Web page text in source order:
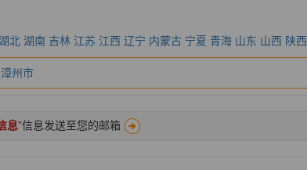
北 湖南 吉林 江苏 江西 辽宁 内蒙古 宁夏 青海 山东 山西 陕西
漳州市
息”信息发送至您的邮箱